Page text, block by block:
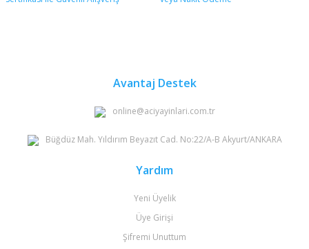
Avantaj Destek
online@aciyayinlari.com.tr
Büğdüz Mah. Yıldırım Beyazıt Cad. No:22/A-B Akyurt/ANKARA
Yardım
Yeni Üyelik
Üye Girişi
Şifremi Unuttum